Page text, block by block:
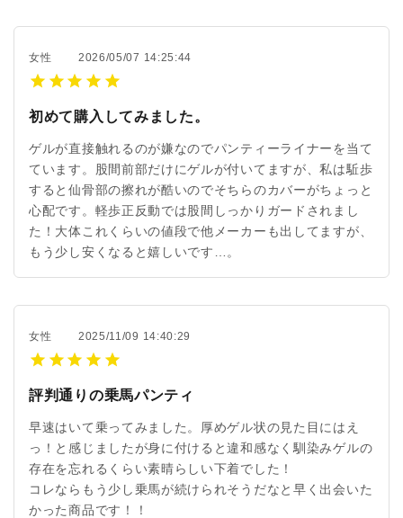
女性 2026/05/07 14:25:44
初めて購入してみました。
ゲルが直接触れるのが嫌なのでパンティーライナーを当て
ています。股間前部だけにゲルが付いてますが、私は駈歩
すると仙骨部の擦れが酷いのでそちらのカバーがちょっと
心配です。軽歩正反動では股間しっかりガードされまし
た！大体これくらいの値段で他メーカーも出してますが、
もう少し安くなると嬉しいです…。
女性 2025/11/09 14:40:29
評判通りの乗馬パンティ
早速はいて乗ってみました。厚めゲル状の見た目にはえ
っ！と感じましたが身に付けると違和感なく馴染みゲルの
存在を忘れるくらい素晴らしい下着でした！
コレならもう少し乗馬が続けられそうだなと早く出会いた
かった商品です！！